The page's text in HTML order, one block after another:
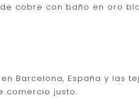
cobre con baño en oro
Barcelona, España y las
comercio justo.